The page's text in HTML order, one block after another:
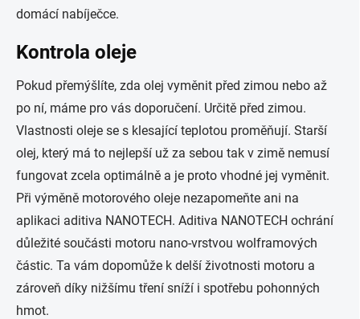
domácí nabíječce.
Kontrola oleje
Pokud přemýšlíte, zda olej vyměnit před zimou nebo až
po ní, máme pro vás doporučení. Určitě před zimou.
Vlastnosti oleje se s klesající teplotou proměňují. Starší
olej, který má to nejlepší už za sebou tak v zimě nemusí
fungovat zcela optimálně a je proto vhodné jej vyměnit.
Při výměně motorového oleje nezapomeňte ani na
aplikaci aditiva NANOTECH. Aditiva NANOTECH ochrání
důležité součásti motoru nano-vrstvou wolframových
částic. Ta vám dopomůže k delší životnosti motoru a
zároveň díky nižšímu tření sníží i spotřebu pohonných
hmot.